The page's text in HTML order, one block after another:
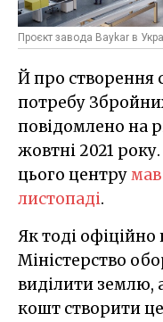
Проєкт завода Baykar в
Й про створення
потребу
повідомлено на
жовтні 2021
цього центрумав
листопаді.
Як тоді офіційно
Міністерство
виділити землю,
кошт створити